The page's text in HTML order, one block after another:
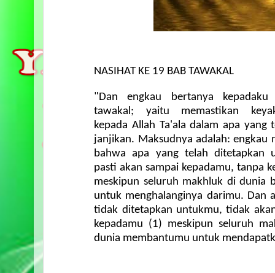
NASIHAT KE 19 BAB TAWAKAL
"Danengkau bertanya
kepadaku
tawakal ; yaitu memastikan
kepada Allah Ta'ala dalam apa yang
janjikan. Maksudnya adalah:engkau
bahwa
apa yang telah ditetapkan
pasti akan sampai kepadamu,tanpa
meskipun seluruh makhluk didunia
untuk menghalanginya darimu. Dan
tidak ditetapkan untukmu,tidak
kepadamu (1) meskipun seluruh
dunia membantumu untuk